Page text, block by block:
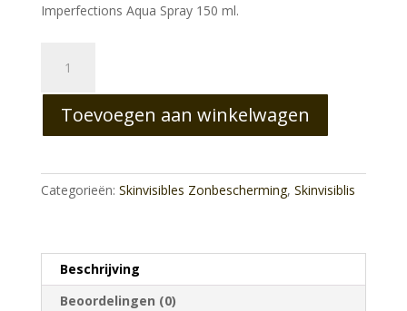
Imperfections Aqua Spray 150 ml.
Purifist
Anti
Polution
and
Imperfections
Aqua
aantal
Toevoegen aan winkelwagen
Categorieën: Skinvisibles Zonbescherming, Skinvisiblis
Beschrijving
Beoordelingen (0)